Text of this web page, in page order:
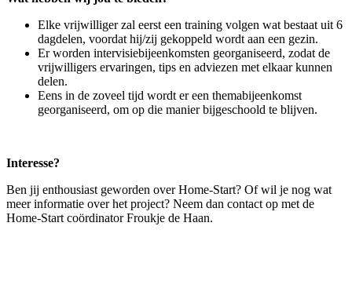
Elke vrijwilliger zal eerst een training volgen wat bestaat uit 6
dagdelen, voordat hij/zij gekoppeld wordt aan een gezin.
Er worden intervisiebijeenkomsten georganiseerd, zodat de
vrijwilligers ervaringen, tips en adviezen met elkaar kunnen
delen.
Eens in de zoveel tijd wordt er een themabijeenkomst
georganiseerd, om op die manier bijgeschoold te blijven.
Interesse?
Ben jij enthousiast geworden over Home-Start? Of wil je nog wat
meer informatie over het project? Neem dan contact op met de
Home-Start coördinator Froukje de Haan.